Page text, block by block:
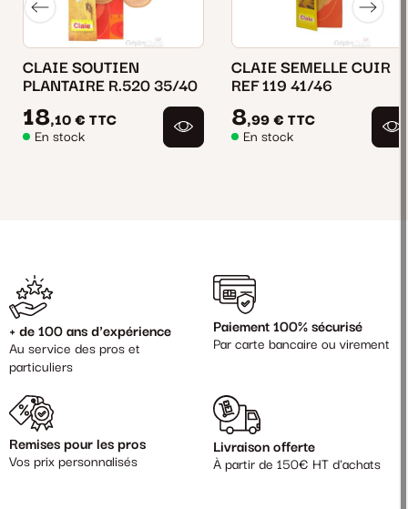
CLAIE SOUTIEN
PLANTAIRE R.520 35/40
18,10 € TTC
En stock
CLAIE SEMELLE CUIR
REF 119 41/46
8,99 € TTC
En stock
+ de 100 ans d'expérience
Au service des pros et
particuliers
Paiement 100% sécurisé
Par carte bancaire ou virement
Remises pour les pros
Vos prix personnalisés
Livraison offerte
À partir de 150€ HT d'achats